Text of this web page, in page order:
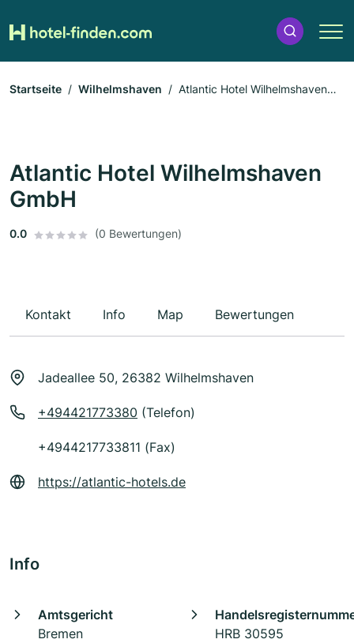
Startseite Wilhelmshaven
Atlantic Hotel Wilhelmshaven
Atlantic Hotel Wilhelmshaven
GmbH
0.0 (0 Bewertungen)
Kontakt Info Map Bewertungen
Jadeallee 50, 26382 Wilhelmshaven
+494421773380 (Telefon)
+4944217733811 (Fax)
https://atlantic-hotels.de
Info
Amtsgericht
Bremen
HRB 30595